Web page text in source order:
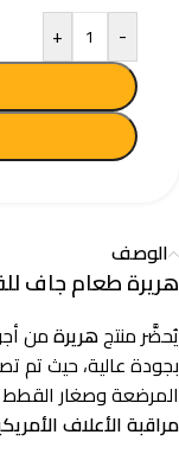
-
+
الوصف
هريرة طعام جاف
يُحضَّر منتجهريرةمن
بجودة عالية، حيث تم
المرضعة وصغار القطط
مراقبة الأعلاف